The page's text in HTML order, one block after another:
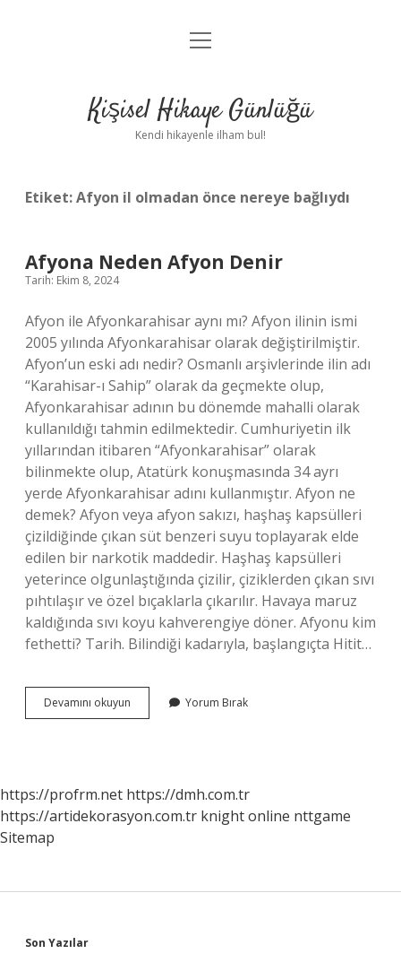
Anasayfa
Yasal Uyarı
menüyü
Kişisel Hikaye Günlüğü
Kendi hikayenle ilham bul!
Etiket:Afyon il olmadan önce nereye bağlıydı
Afyona Neden Afyon Denir
Tarih: Ekim 8, 2024
Afyon ile Afyonkarahisar aynı mı? Afyon ilinin ismi
2005 yılında Afyonkarahisar olarak değiştirilmiştir.
Afyon’un eski adı nedir? Osmanlı arşivlerinde ilin adı
“Karahisar-ı Sahip” olarak da geçmekte olup,
Afyonkarahisar adının bu dönemde mahalli olarak
kullanıldığı tahmin edilmektedir. Cumhuriyetin ilk
yıllarından itibaren “Afyonkarahisar” olarak
bilinmekte olup, Atatürk konuşmasında 34 ayrı
yerde Afyonkarahisar adını kullanmıştır. Afyon ne
demek? Afyon veya afyon sakızı, haşhaş kapsülleri
çizildiğinde çıkan süt benzeri suyu toplayarak elde
edilen bir narkotik maddedir. Haşhaş kapsülleri
yeterince olgunlaştığında çizilir, çiziklerden çıkan sıvı
pıhtılaşır ve özel bıçaklarla çıkarılır. Havaya maruz
kaldığında sıvı koyu kahverengiye döner. Afyonu kim
fethetti? Tarih. Bilindiği kadarıyla, başlangıçta Hitit…
Devamını okuyun
Neden
Yorum Bırak
https://profrm.net https://dmh.com.tr
https://artidekorasyon.com.tr knight online nttgame
Sitemap
Sidebar
Son Yazılar